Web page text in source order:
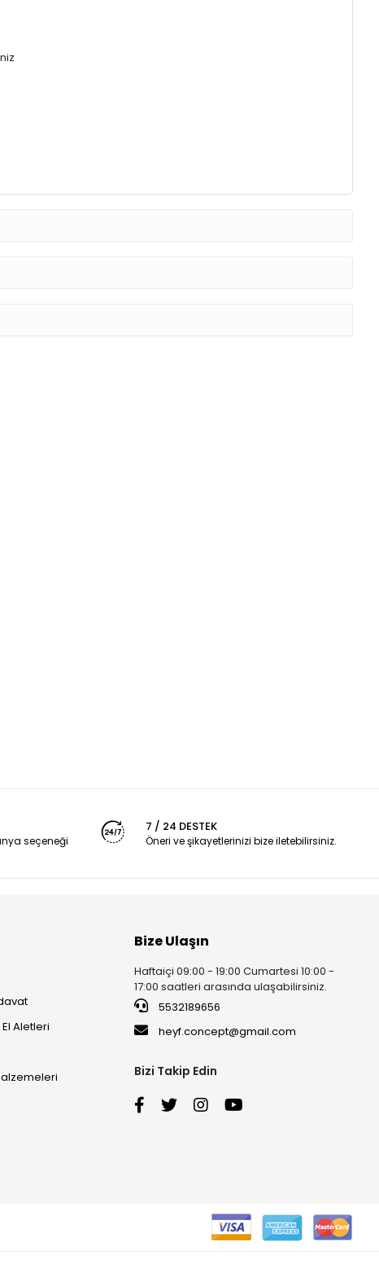
seçeneği
7 / 24 DESTEK
Öneri ve şikayetlerinizi bize iletebilirsiniz.
Aletleri
Bize Ulaşın
Haftaiçi 09:00 - 19:00 Cumartesi 10:00 -
17:00 saatleri arasında ulaşabilirsiniz.
5532189656
heyf.concept@gmail.com
Bizi Takip Edin